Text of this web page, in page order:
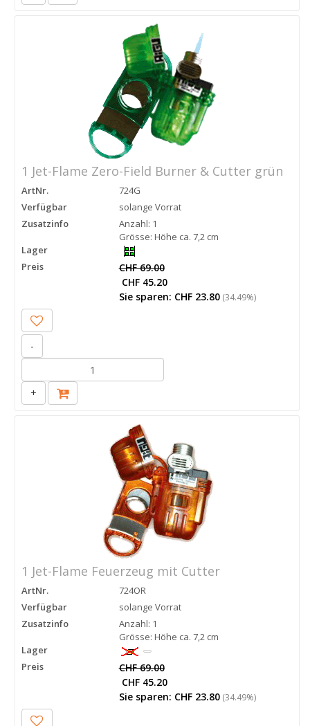
1 Jet-Flame Zero-Field Burner & Cutter grün
ArtNr.
724G
Verfügbar
solange Vorrat
Zusatzinfo
Anzahl: 1
Grösse: Höhe ca. 7,2 cm
Lager
Preis
CHF 69.00
CHF 45.20
Sie sparen: CHF 23.80(34.49%)
-
+
1 Jet-Flame Feuerzeug mit Cutter
ArtNr.
724OR
Verfügbar
solange Vorrat
Zusatzinfo
Anzahl: 1
Grösse: Höhe ca. 7,2 cm
Lager
Preis
CHF 69.00
CHF 45.20
Sie sparen: CHF 23.80(34.49%)